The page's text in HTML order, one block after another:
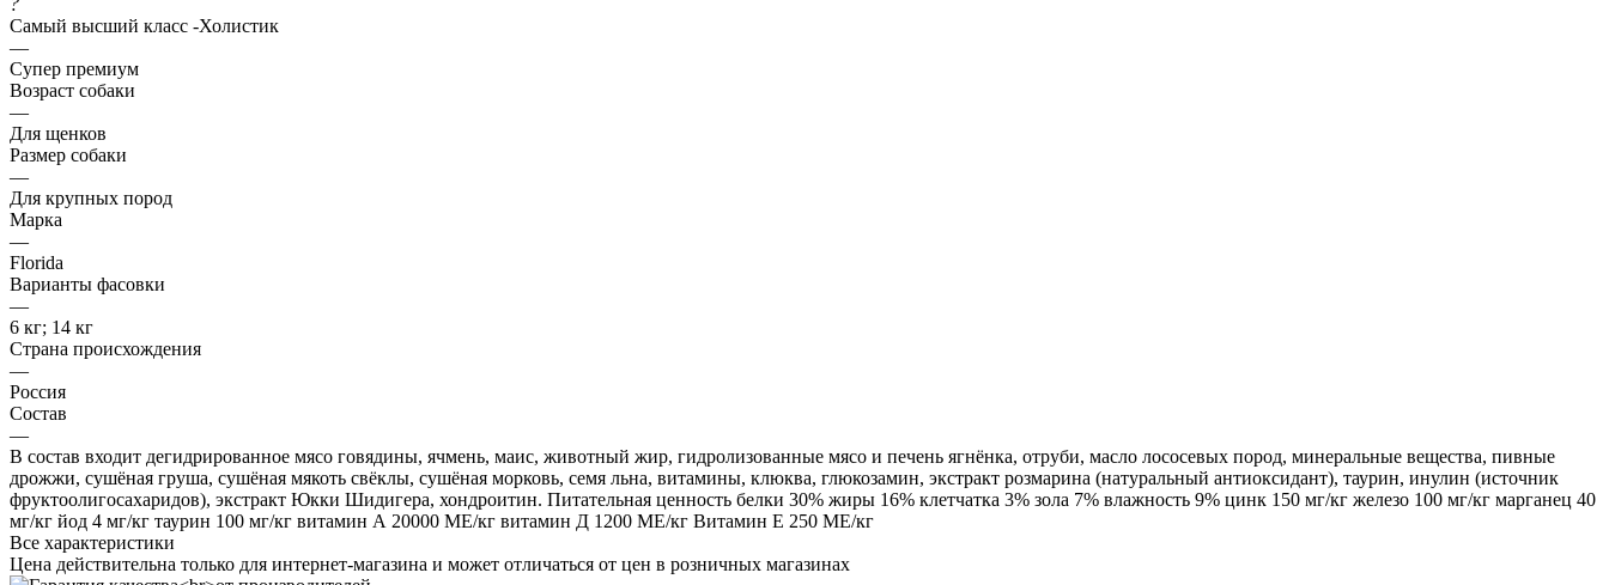
Самый высший класс -Холистик
—
Супер премиум
Возраст собаки
—
Для щенков
Размер собаки
—
Для крупных пород
Марка
—
Florida
Варианты фасовки
—
6 кг; 14 кг
Страна происхождения
—
Россия
Состав
—
В состав входит дегидрированное мясо говядины, ячмень, маис, животный жир, гидролизованные мясо и печень ягнёнка, отруби, масло лососевых пород, минеральные вещества, пивные
дрожжи, сушёная груша, сушёная мякоть свёклы, сушёная морковь, семя льна, витамины, клюква, глюкозамин, экстракт розмарина (натуральный антиоксидант), таурин, инулин (источник
фруктоолигосахаридов), экстракт Юкки Шидигера, хондроитин. Питательная ценность белки 30% жиры 16% клетчатка 3% зола 7% влажность 9% цинк 150 мг/кг железо 100 мг/кг марганец 40
мг/кг йод 4 мг/кг таурин 100 мг/кг витамин А 20000 МЕ/кг витамин Д 1200 МЕ/кг Витамин Е 250 МЕ/кг
Все характеристики
Цена действительна только для интернет-магазина и может отличаться от цен в розничных магазинах